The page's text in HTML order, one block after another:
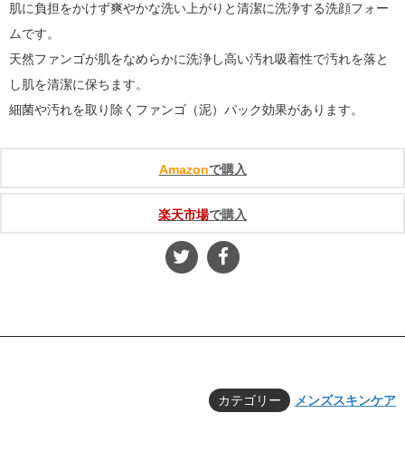
肌に負担をかけず爽やかな洗い上がりと清潔に洗浄する洗顔フォー
ムです。
天然ファンゴが肌をなめらかに洗浄し高い汚れ吸着性で汚れを落と
し肌を清潔に保ちます。
細菌や汚れを取り除くファンゴ（泥）パック効果があります。
Amazonで購入
楽天市場で購入
カテゴリー メンズスキンケア